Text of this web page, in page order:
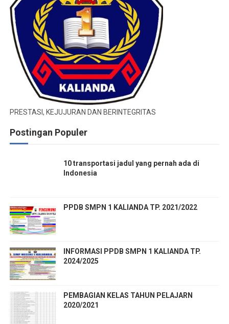
PRESTASI, KEJUJURAN DAN BERINTEGRITAS
Postingan Populer
10 transportasi jadul yang pernah ada di
Indonesia
PPDB SMPN 1 KALIANDA TP. 2021/2022
INFORMASI PPDB SMPN 1 KALIANDA TP.
2024/2025
PEMBAGIAN KELAS TAHUN PELAJARN
2020/2021